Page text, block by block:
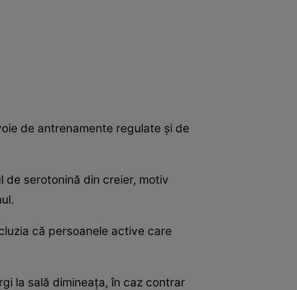
de antrenamente regulate şi de
de serotonină din creier, motiv
că persoanele active care
la sală dimineaţa, în caz contrar